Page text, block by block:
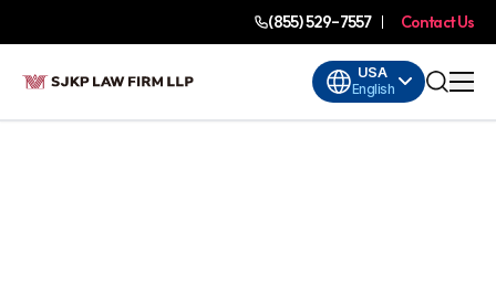
(855) 529-7557 Contact Us
USA
English